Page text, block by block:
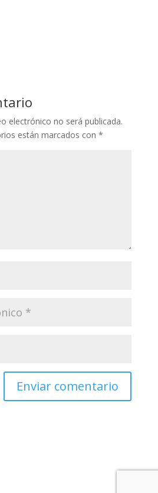
electrónico no será publicada.
están marcados con *